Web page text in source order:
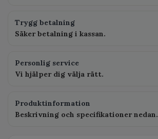
Trygg betalning
Säker betalning i kassan.
Personlig service
Vi hjälper dig välja rätt.
Produktinformation
Beskrivning och specifikationer nedan.